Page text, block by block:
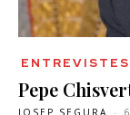
ENTREVISTES
Pepe
JOSEP SEGURA -